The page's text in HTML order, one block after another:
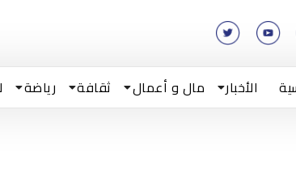
الأخبار مال و أعمال ثقافة رياضة